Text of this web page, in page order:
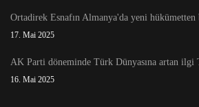
Ortadirek Esnafın Almanya'da yeni
17. Mai 2025
AK Parti döneminde Türk Dünyasına artan ilgi
16. Mai 2025